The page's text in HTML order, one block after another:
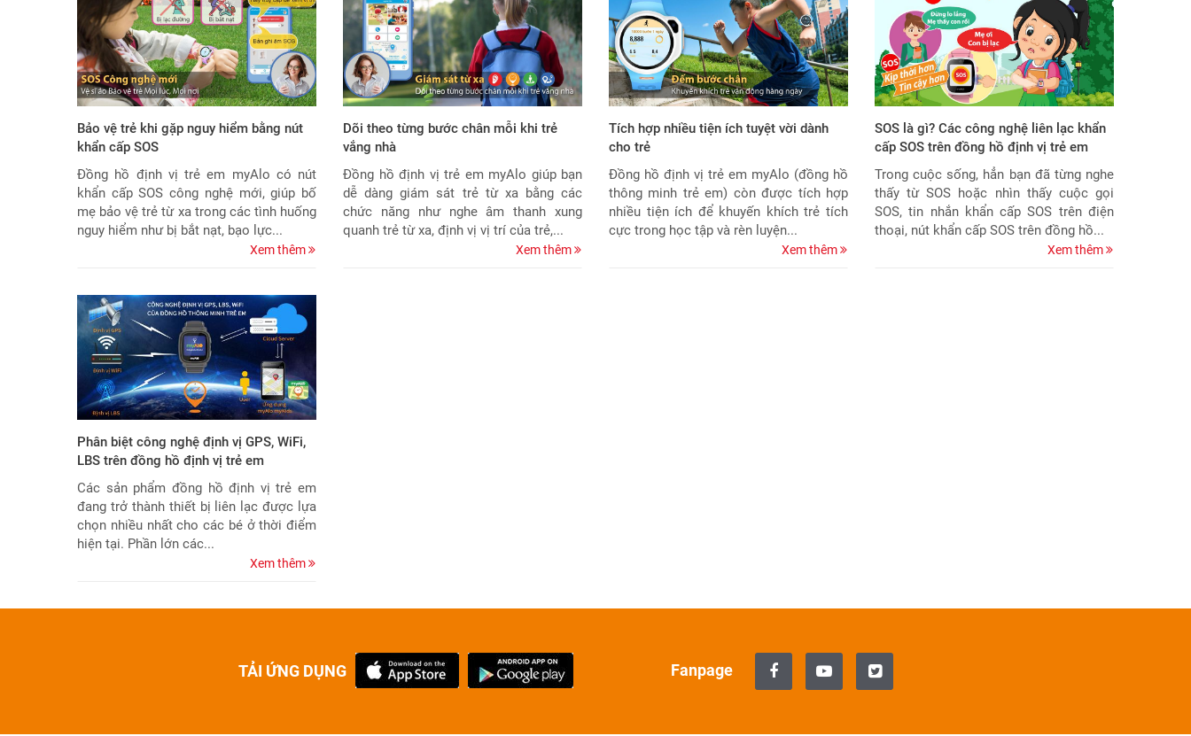
Bảo vệ trẻ khi gặp nguy hiểm bằng nút
khẩn cấp SOS
Đồng hồ định vị trẻ em myAlo có nút
khẩn cấp SOS công nghệ mới, giúp bố
mẹ bảo vệ trẻ từ xa trong các tình huống
nguy hiểm như bị bắt nạt, bạo lực...
Xem thêm
Dõi theo từng bước chân mỗi khi trẻ
vắng nhà
Đồng hồ định vị trẻ em myAlo giúp bạn
dễ dàng giám sát trẻ từ xa bằng các
chức năng như nghe âm thanh xung
quanh trẻ từ xa, định vị vị trí của trẻ,...
Xem thêm
Tích hợp nhiều tiện ích tuyệt vời dành
cho trẻ
Đồng hồ định vị trẻ em myAlo (đồng hồ
thông minh trẻ em) còn được tích hợp
nhiều tiện ích để khuyến khích trẻ tích
cực trong học tập và rèn luyện...
Xem thêm
SOS là gì? Các công nghệ liên lạc khẩn
cấp SOS trên đồng hồ định vị trẻ em
Trong cuộc sống, hẳn bạn đã từng nghe
thấy từ SOS hoặc nhìn thấy cuộc gọi
SOS, tin nhắn khẩn cấp SOS trên điện
thoại, nút khẩn cấp SOS trên đồng hồ...
Xem thêm
Phân biệt công nghệ định vị GPS, WiFi,
LBS trên đồng hồ định vị trẻ em
Các sản phẩm đồng hồ định vị trẻ em
đang trở thành thiết bị liên lạc được lựa
chọn nhiều nhất cho các bé ở thời điểm
hiện tại. Phần lớn các...
Xem thêm
TẢI ỨNG DỤNG Fanpage